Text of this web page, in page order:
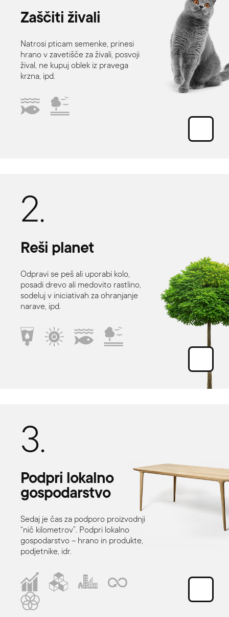
Zaščiti živali
Natrosi pticam semenke, prinesi
hrano v zavetišče za živali, posvoji
žival, ne kupuj oblek iz pravega
krzna, ipd.
2.
Reši planet
Odpravi se peš ali uporabi kolo,
posadi drevo ali medovito rastlino,
sodeluj v iniciativah za ohranjanje
narave, ipd.
3.
Podpri lokalno
gospodarstvo
Sedaj je čas za podporo proizvodnji
“nič kilometrov”. Podpri lokalno
gospodarstvo – hrano in produkte,
podjetnike, idr.